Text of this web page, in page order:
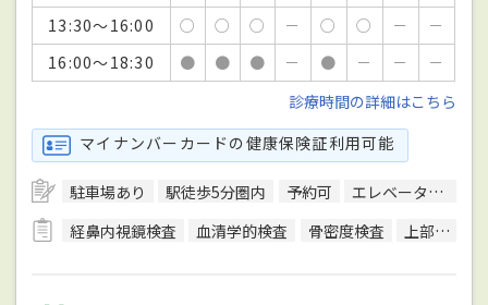
13:30～16:00
○ ○ ○ － ○ ○ －
－
16:00～18:30
● ● ● － ● － －
－
診療時間の詳細はこちら
マイナンバーカードの健康保険証利用可能
駐車場あり 駅徒歩5分圏内 予約可
エレベーターあり
経鼻内視鏡検査
血清学的検査 骨密度検査 上部内視鏡検査